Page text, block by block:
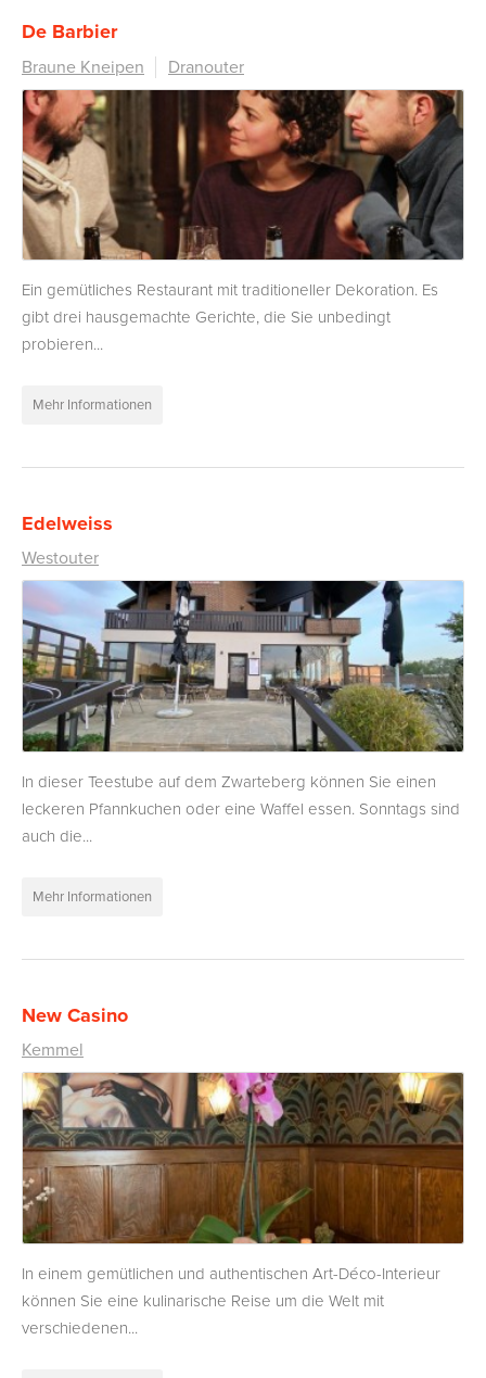
De Barbier
Braune Kneipen Dranouter
Ein gemütliches Restaurant mit traditioneller Dekoration. Es
gibt drei hausgemachte Gerichte, die Sie unbedingt
probieren...
Mehr Informationen
Edelweiss
Westouter
In dieser Teestube auf dem Zwarteberg können Sie einen
leckeren Pfannkuchen oder eine Waffel essen. Sonntags sind
auch die...
Mehr Informationen
New Casino
Kemmel
In einem gemütlichen und authentischen Art-Déco-Interieur
können Sie eine kulinarische Reise um die Welt mit
verschiedenen...